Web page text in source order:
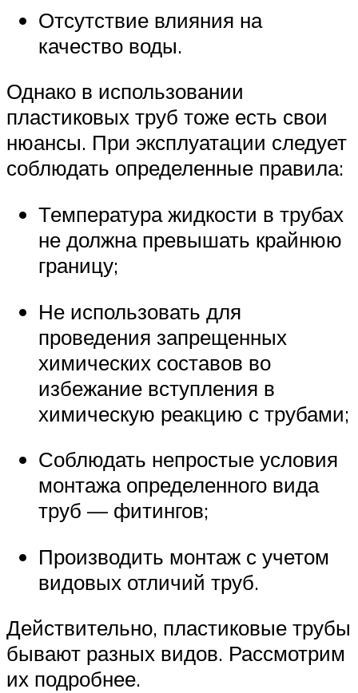
Отсутствие влияния на
качество воды.
Однако в использовании
пластиковых труб тоже есть свои
нюансы. При эксплуатации следует
соблюдать определенные правила:
Температура жидкости в трубах
не должна превышать крайнюю
границу;
Не использовать для
проведения запрещенных
химических составов во
избежание вступления в
химическую реакцию с трубами;
Соблюдать непростые условия
монтажа определенного вида
труб — фитингов;
Производить монтаж с учетом
видовых отличий труб.
Действительно, пластиковые трубы
бывают разных видов. Рассмотрим
их подробнее.